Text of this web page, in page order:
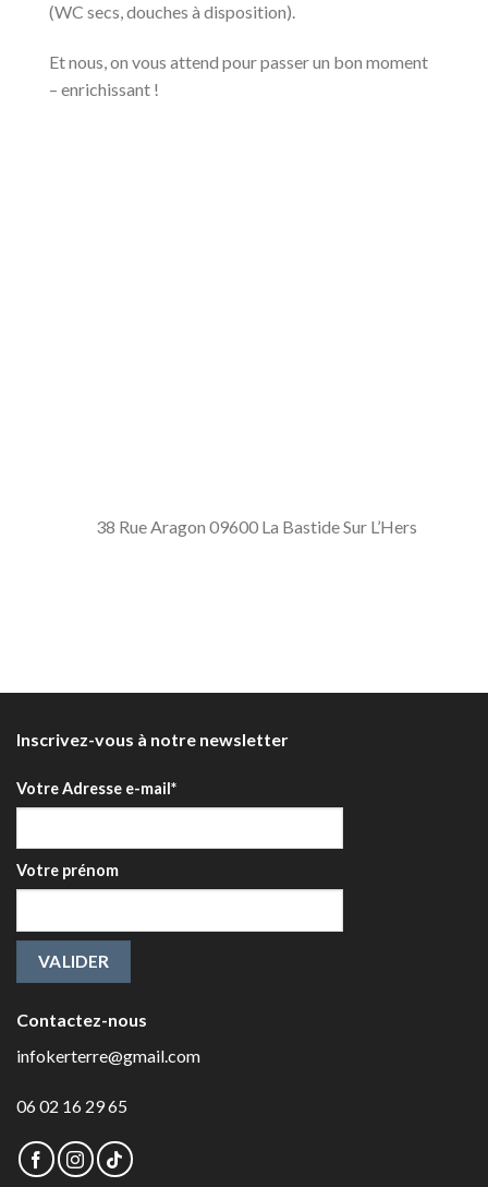
(WC secs, douches à disposition).
Et nous, on vous attend pour passer un bon moment
– enrichissant !
38 Rue Aragon 09600 La Bastide Sur L’Hers
Inscrivez-vous à notre newsletter
Votre Adresse e-mail*
Votre prénom
Contactez-nous
infokerterre@gmail.com
06 02 16 29 65